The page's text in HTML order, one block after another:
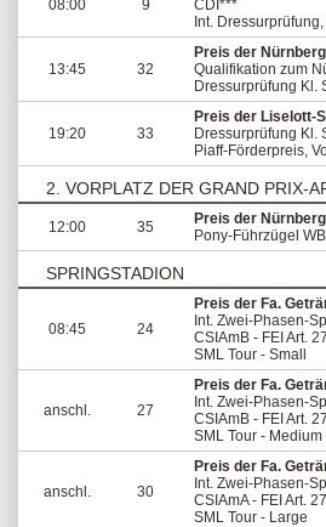
08:00 9
CDI***
Int.
13:45 32
Preis der
Qualifikation zum
Dressurprüfung Kl.
19:20 33
Preis der Liselott-
Dressurprüfung Kl.
Piaff-Förderpreis,
2. VORPLATZ DER GRAND PRIX-
12:00 35
Preis der
Pony-Führzügel WB
SPRINGSTADION
08:45 24
Preis der Fa.
Int. Zwei-Phasen-
CSIAmB - FEI Art.
SML Tour - Small
anschl. 27
Preis der Fa.
Int. Zwei-Phasen-
CSIAmB - FEI Art.
SML Tour - Medium
anschl. 30
Preis der Fa.
Int. Zwei-Phasen-
CSIAmA - FEI Art.
SML Tour - Large